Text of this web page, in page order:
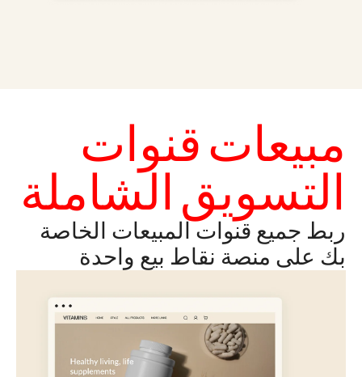
مبيعات قنوات
التسويق الشاملة
ربط جميع قنوات المبيعات الخاصة
بك على منصة نقاط بيع واحدة